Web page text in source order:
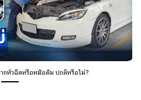
กหัวฉีดหรือหม้อต้ม ปกติหรือไม่?